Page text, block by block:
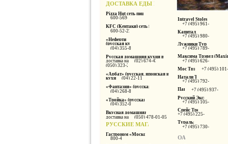
ДОСТАВКА ЕДЫ НА ДОМ
Pizza Hut cеть пиццерий
600-569-999
KFC (Кентаки) cеть fast-food
600-52-22-52
«Нефертити»
(русская кухня)
(04) 355-88-55
Русская домашняя кухня в Абу-Даби
доставка на дом(02) 674-43-42,
(050) 323-20-67
«Арбат» (русская, японская и ливанская
кухня)
(04) 22-11-999
«Фантазия» (русская кухня)
(04) 268-82-88
«Тройка» (русская кухня)
(04) 352-09-00
Вкусная домашняя кухня
доставка на дом(050) 478-01-05, Алина
РУССКИЕ МАГАЗИНЫ
Гастроном «Московский»
800-467
Intravel Stoleshniki
+7 (495) 961-24-44
Капитал Тур
+7 (495) 980-50-50
Лужники Тур Вояж
+7 (495) 789-35-95
Максима Трэвел
+7 (495) 626-41-86
Мос Трэвел+7 (495)
Натали Турз
+7 (495) 792-56-00
Пакс
+7 (495) 937-35-
Русский Экспресс
+7 (495) 105-66-99
Спейс Тревел
+7 (495) 225-31-33
Туральянс
+7 (495) 730-11-77
ОАЭ